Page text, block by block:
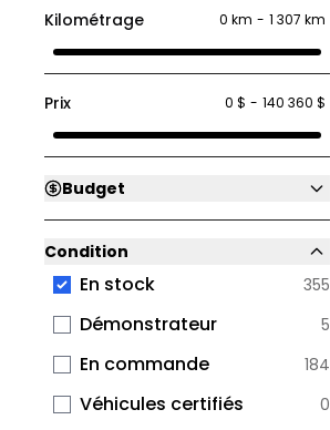
Kilométrage 0 km - 1 307 km
Prix 0 $ - 140 360 $
Budget
Condition
En stock 355
Démonstrateur 5
En commande 184
Véhicules certifiés 0